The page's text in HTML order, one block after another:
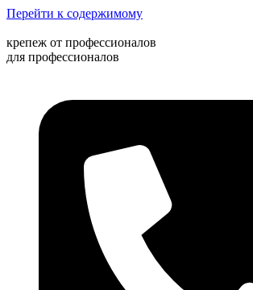
Перейти к содержимому
крепеж от профессионалов
для профессионалов